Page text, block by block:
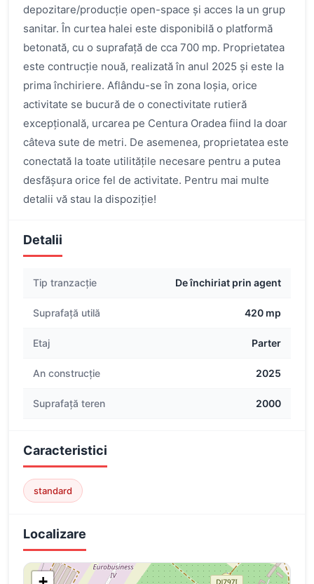
depozitare/producție open-space și acces la un grup
sanitar. În curtea halei este disponibilă o platformă
betonată, cu o suprafață de cca 700 mp. Proprietatea
este contrucție nouă, realizată în anul 2025 și este la
prima închiriere. Aflându-se în zona Ioșia, orice
activitate se bucură de o conectivitate rutieră
excepțională, urcarea pe Centura Oradea fiind la doar
câteva sute de metri. De asemenea, proprietatea este
conectată la toate utilitățile necesare pentru a putea
desfășura orice fel de activitate. Pentru mai multe
detalii vă stau la dispoziție!
Detalii
Tip tranzacție De închiriat prin agent
Suprafață utilă 420 mp
Etaj Parter
An construcție 2025
Suprafață teren 2000
Caracteristici
standard
Localizare